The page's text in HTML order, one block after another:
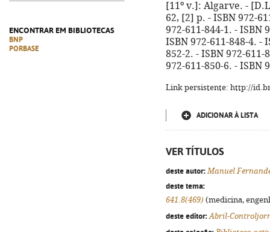
ENCONTRAR EM BIBLIOTECAS
BNP
PORBASE
[11º v.]: Algarve. -
62, [2] p. - ISBN 972-
972-611-844-1. - ISBN
ISBN 972-611-848-4. -
852-2. - ISBN 972-611-
972-611-850-6. - ISBN
Link persistente: http://
ADICIONAR À LISTA
VER TÍTULOS
deste autor: Manuel
deste tema:
641.8(469) (medicina,
deste editor: Abril-